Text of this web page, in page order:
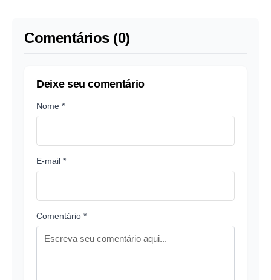
Comentários (0)
Deixe seu comentário
Nome *
E-mail *
Comentário *